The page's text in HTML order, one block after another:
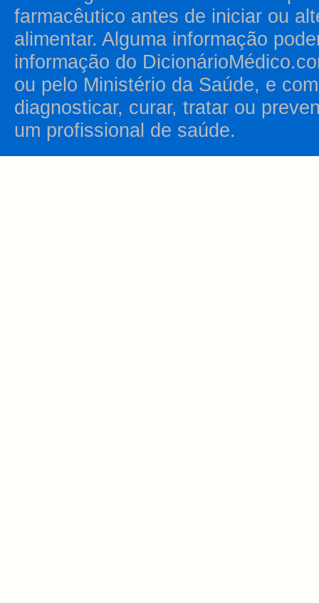
farmacêutico antes de iniciar ou
alimentar. Alguma informação
informação do
ou pelo Ministério da Saúde, e
diagnosticar, curar, tratar ou
um profissional de saúde.